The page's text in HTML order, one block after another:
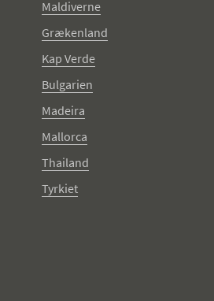
Maldiverne
Grækenland
Kap Verde
Bulgarien
Madeira
Mallorca
Thailand
Tyrkiet